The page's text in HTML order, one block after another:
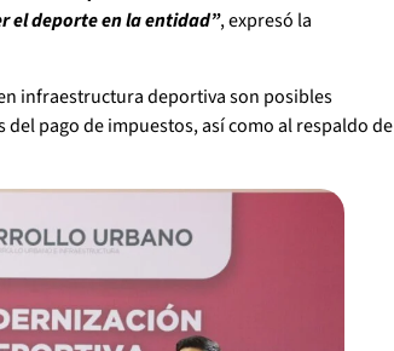
el deporte en la entidad”, expresó la
infraestructura deportiva son posibles
pago de impuestos, así como al respaldo de